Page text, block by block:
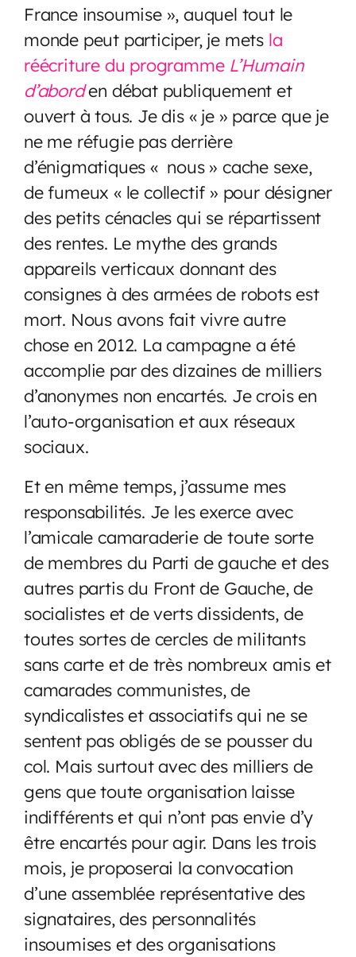
France insoumise », auquel tout le
monde peut participer, je mets la
réécriture du programme L’Humain
d’aborden débat publiquement et
ouvert à tous. Je dis « je » parce que je
ne me réfugie pas derrière
d’énigmatiques « nous » cache sexe,
de fumeux « le collectif » pour désigner
des petits cénacles qui se répartissent
des rentes. Le mythe des grands
appareils verticaux donnant des
consignes à des armées de robots est
mort. Nous avons fait vivre autre
chose en 2012. La campagne a été
accomplie par des dizaines de milliers
d’anonymes non encartés. Je crois en
l’auto-organisation et aux réseaux
sociaux.
Et en même temps, j’assume mes
responsabilités. Je les exerce avec
l’amicale camaraderie de toute sorte
de membres du Parti de gauche et des
autres partis du Front de Gauche, de
socialistes et de verts dissidents, de
toutes sortes de cercles de militants
sans carte et de très nombreux amis et
camarades communistes, de
syndicalistes et associatifs qui ne se
sentent pas obligés de se pousser du
col. Mais surtout avec des milliers de
gens que toute organisation laisse
indifférents et qui n’ont pas envie d’y
être encartés pour agir. Dans les trois
mois, je proposerai la convocation
d’une assemblée représentative des
signataires, des personnalités
insoumises et des organisations